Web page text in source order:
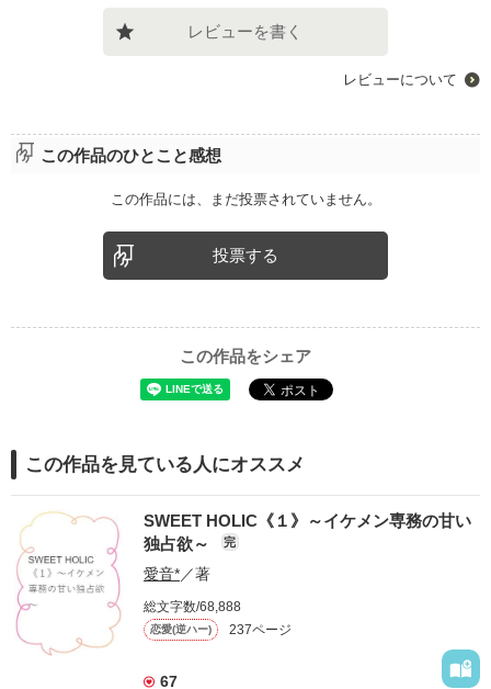
レビューを書く
レビューについて
この作品のひとこと感想
この作品には、まだ投票されていません。
投票する
この作品をシェア
この作品を見ている人にオススメ
SWEET HOLIC《１》～イケメン専務の甘い
独占欲～
完
愛音*／著
総文字数/68,888
恋愛(逆ハー) 237ページ
67